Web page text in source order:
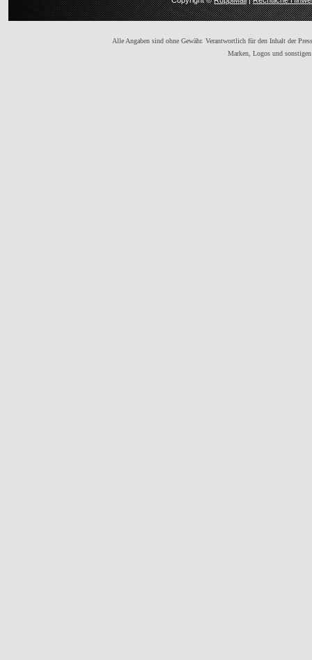
Alle Angaben sind ohne Gewähr. Verantwortlich für den Inhalt der
Marken, Logos und